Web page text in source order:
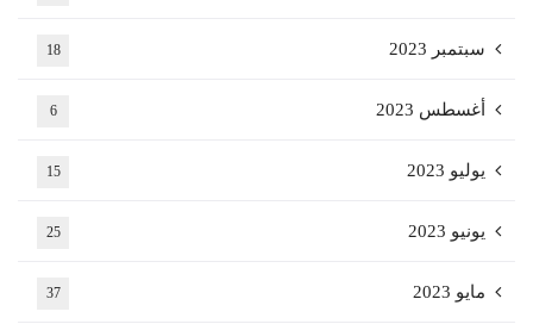
سبتمبر 2023 18
أغسطس 2023 6
يوليو 2023 15
يونيو 2023 25
مايو 2023 37